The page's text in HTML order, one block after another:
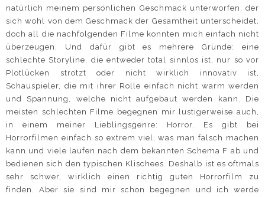
natürlich meinem persönlichen Geschmack unterworfen, der
sich wohl von dem Geschmack der Gesamtheit unterscheidet,
doch all die nachfolgenden Filme konnten mich einfach nicht
überzeugen. Und dafür gibt es mehrere Gründe: eine
schlechte Storyline, die entweder total sinnlos ist, nur so vor
Plotlücken strotzt oder nicht wirklich innovativ ist,
Schauspieler, die mit ihrer Rolle einfach nicht warm werden
und Spannung, welche nicht aufgebaut werden kann. Die
meisten schlechten Filme begegnen mir lustigerweise auch,
in einem meiner Lieblingsgenre: Horror. Es gibt bei
Horrorfilmen einfach so extrem viel, was man falsch machen
kann und viele laufen nach dem bekannten Schema F ab und
bedienen sich den typischen Klischees. Deshalb ist es oftmals
sehr schwer, wirklich einen richtig guten Horrorfilm zu
finden. Aber sie sind mir schon begegnen und ich werde